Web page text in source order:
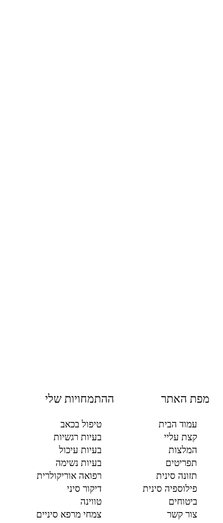
מפת האתר
עמוד הבית
קצת עליי
המלצות
תפריטים
תזונה סינית
פילוספיה סינית
ביטוחים
צור קשר
ההתמחויות שלי
טיפול בכאב
בעיות רגשיות
בעיות עיכול
בעיות נשימה
רפואה אוריקולרית
דיקור סיני
טווינה
צמחי מרפא סיניים